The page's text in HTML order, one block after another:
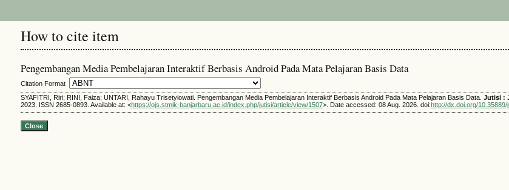
How to cite item
Pengembangan Media Pembelajaran Interaktif Berbasis Android Pada Mata Pelajaran Basis Data
Citation Format
SYAFITRI, Riri; RINI, Faiza; UNTARI, Rahayu Trisetyiowati. Pengembangan Media Pembelajaran Interaktif Berbasis Android Pada Mata Pelajaran Basis Data. Jutisi :
2023. ISSN 2685-0893. Available at: <https://ojs.stmik-banjarbaru.ac.id/index.php/jutisi/article/view/1507>. Date accessed: 08 Aug. 2026. doi:http://dx.doi.org/10.35889/